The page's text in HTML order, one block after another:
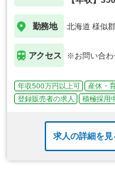
勤務地 北海道 様似
アクセス ※お問い合わ
年収500万円以上可 産休・
登録販売者の求人
積極採用
求人の詳細を見